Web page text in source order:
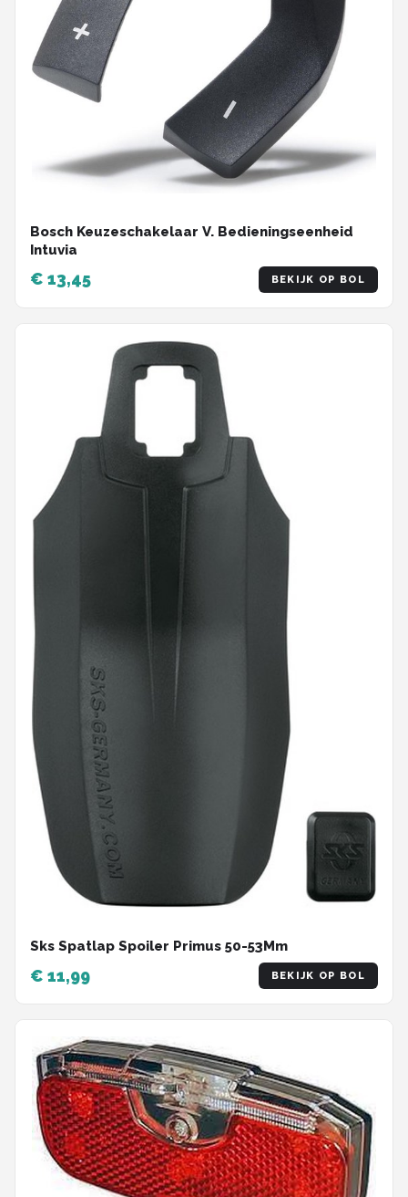
Bosch Keuzeschakelaar V. Bedieningseenheid
Intuvia
€ 13,45 BEKIJK OP BOL
Sks Spatlap Spoiler Primus 50-53Mm
€ 11,99 BEKIJK OP BOL